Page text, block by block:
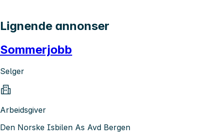
Lignende annonser
Sommerjobb
Selger
Arbeidsgiver
Den Norske Isbilen As Avd Bergen